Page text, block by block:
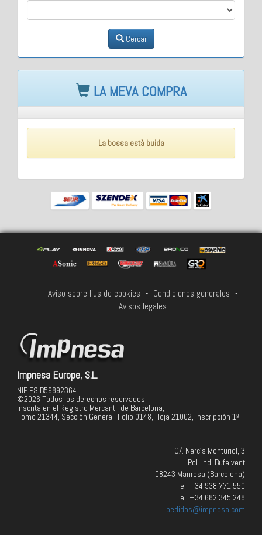
Cercar
LA MEVA COMPRA
La bossa està buida
Avíso sobre l'us de cookies - Condiciones generales -
Avisos legales
Impnesa Europe, S.L.
NIF ES B59892364
©2026 Todos los derechos reservados
Inscrita en el Registro Mercantil de Barcelona,
Tomo 21344, Sección General, Folio 0148, Hoja 21002, Inscripción 1ª
C/. Narcís Monturiol, 3
Pol. Ind. Bufalvent
08243 Manresa (Barcelona)
Tel. +34 938 771 550
Tel. +34 682 345 248
pedidos@impnesa.com